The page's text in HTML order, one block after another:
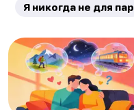
Я никогда не для пар